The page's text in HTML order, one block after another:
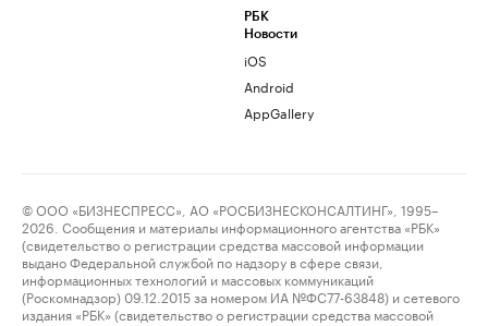
РБК
Новости
iOS
Android
AppGallery
© ООО «БИЗНЕСПРЕСС», АО «РОСБИЗНЕСКОНСАЛТИНГ», 1995–
2026. Сообщения и материалы информационного агентства «РБК»
(свидетельство о регистрации средства массовой информации
выдано Федеральной службой по надзору в сфере связи,
информационных технологий и массовых коммуникаций
(Роскомнадзор) 09.12.2015 за номером ИА №ФС77-63848) и сетевого
издания «РБК» (свидетельство о регистрации средства массовой